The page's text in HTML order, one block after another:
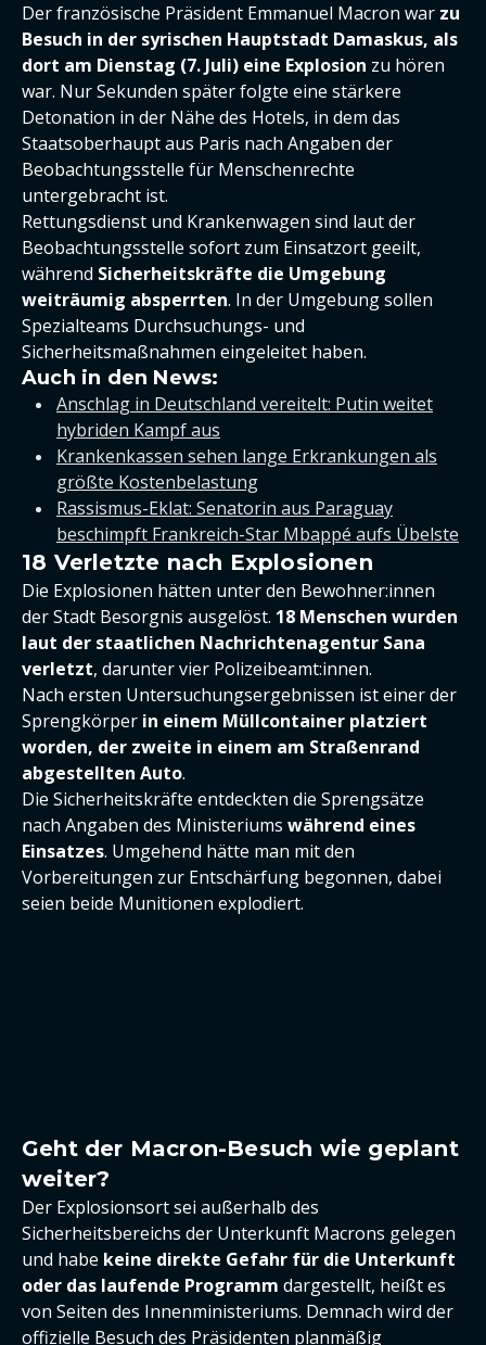
Der französische Präsident Emmanuel Macron war zu
Besuch in der syrischen Hauptstadt Damaskus, als
dort am Dienstag (7. Juli) eine Explosion zu hören
war. Nur Sekunden später folgte eine stärkere
Detonation in der Nähe des Hotels, in dem das
Staatsoberhaupt aus Paris nach Angaben der
Beobachtungsstelle für Menschenrechte
untergebracht ist.
Rettungsdienst und Krankenwagen sind laut der
Beobachtungsstelle sofort zum Einsatzort geeilt,
während Sicherheitskräfte die Umgebung
weiträumig absperrten. In der Umgebung sollen
Spezialteams Durchsuchungs- und
Sicherheitsmaßnahmen eingeleitet haben.
Auch in den News:
Anschlag in Deutschland vereitelt: Putin weitet
hybriden Kampf aus
Krankenkassen sehen lange Erkrankungen als
größte Kostenbelastung
Rassismus-Eklat: Senatorin aus Paraguay
beschimpft Frankreich-Star Mbappé aufs Übelste
18 Verletzte nach Explosionen
Die Explosionen hätten unter den Bewohner:innen
der Stadt Besorgnis ausgelöst. 18 Menschen wurden
laut der staatlichen Nachrichtenagentur Sana
verletzt, darunter vier Polizeibeamt:innen.
Nach ersten Untersuchungsergebnissen ist einer der
Sprengkörper in einem Müllcontainer platziert
worden, der zweite in einem am Straßenrand
abgestellten Auto.
Die Sicherheitskräfte entdeckten die Sprengsätze
nach Angaben des Ministeriums während eines
Einsatzes. Umgehend hätte man mit den
Vorbereitungen zur Entschärfung begonnen, dabei
seien beide Munitionen explodiert.
Geht der Macron-Besuch wie geplant
weiter?
Der Explosionsort sei außerhalb des
Sicherheitsbereichs der Unterkunft Macrons gelegen
und habe keine direkte Gefahr für die Unterkunft
oder das laufende Programm dargestellt, heißt es
von Seiten des Innenministeriums. Demnach wird der
offizielle Besuch des Präsidenten planmäßig